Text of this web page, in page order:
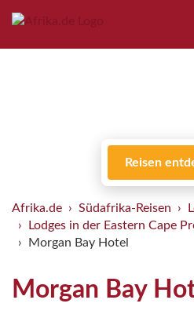
Reisen
Afrika.de Südafrika-Reisen
Lodges in der Eastern Cape
Morgan Bay Hotel
Morgan Bay